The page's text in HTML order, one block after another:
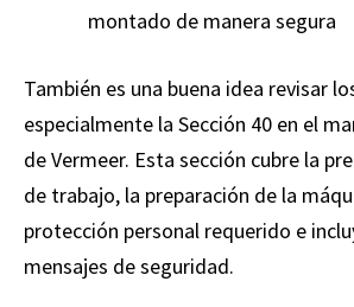
montado de manera segura
También es una buena idea revisar
especialmente la Sección 40 en el
de Vermeer. Esta sección cubre la
de trabajo, la preparación de la
protección personal requerido e
mensajes de seguridad.